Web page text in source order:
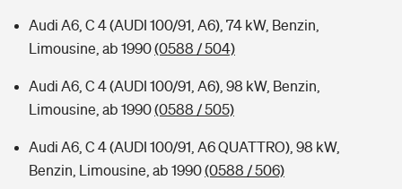
Sie haben Fragen?
Zur Übersicht
Kinderunfall-Check: Mehr Sicherheit für deine Kids
Audi A6, C 4 (AUDI 100/91, A6), 74 kW, Benzin,
Limousine, ab 1990(0588 / 504)
Audi A6, C 4 (AUDI 100/91, A6), 98 kW, Benzin,
Limousine, ab 1990(0588 / 505)
Audi A6, C 4 (AUDI 100/91, A6 QUATTRO), 98 kW,
Benzin, Limousine, ab 1990(0588 / 506)